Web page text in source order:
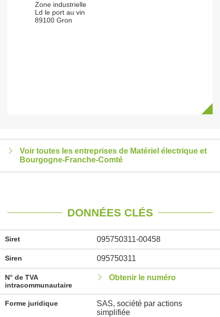
Zone industrielle
Ld le port au vin
89100 Gron
Voir toutes les entreprises de Matériel électrique et
Bourgogne-Franche-Comté
DONNÉES CLÉS
Siret 095750311-00458
Siren 095750311
N° de TVA
intracommunautaire
Obtenir le numéro
Forme juridique
SAS, société par actions
simplifiée